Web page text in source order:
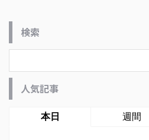
検索
人気記事
本日 週間